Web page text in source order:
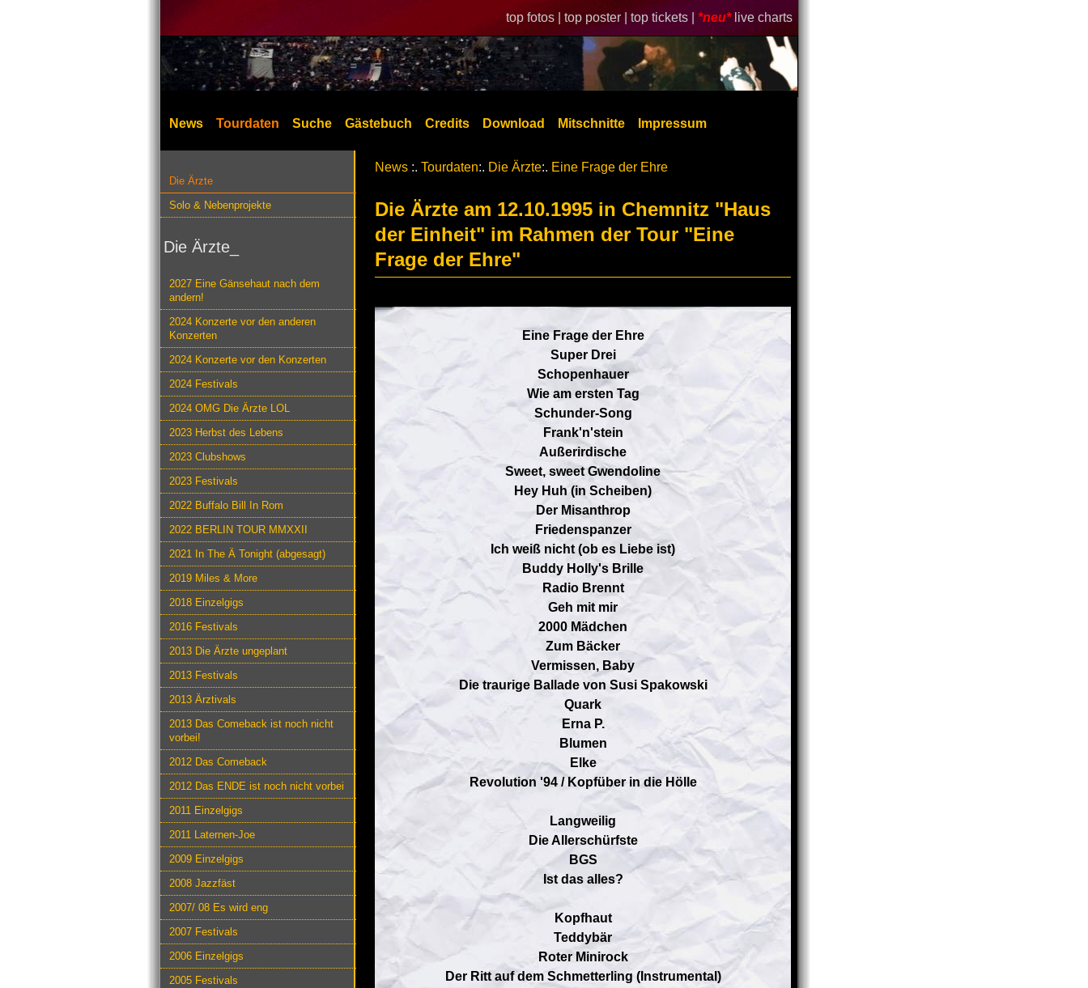
top fotos | top poster | top tickets | *neu* live charts
News Tourdaten Suche Gästebuch Credits Download Mitschnitte Impressum
Die Ärzte
Solo & Nebenprojekte
Die Ärzte_
2027 Eine Gänsehaut nach dem
andern!
2024 Konzerte vor den anderen
Konzerten
2024 Konzerte vor den Konzerten
2024 Festivals
2024 OMG Die Ärzte LOL
2023 Herbst des Lebens
2023 Clubshows
2023 Festivals
2022 Buffalo Bill In Rom
2022 BERLIN TOUR MMXXII
2021 In The Ä Tonight (abgesagt)
2019 Miles & More
2018 Einzelgigs
2016 Festivals
2013 Die Ärzte ungeplant
2013 Festivals
2013 Ärztivals
2013 Das Comeback ist noch nicht
vorbei!
2012 Das Comeback
2012 Das ENDE ist noch nicht vorbei
2011 Einzelgigs
2011 Laternen-Joe
2009 Einzelgigs
2008 Jazzfäst
2007/ 08 Es wird eng
2007 Festivals
2006 Einzelgigs
2005 Festivals
News :. Tourdaten:. Die Ärzte:. Eine Frage der Ehre
Die Ärzte am 12.10.1995 in Chemnitz "Haus
der Einheit" im Rahmen der Tour "Eine
Frage der Ehre"
Eine Frage der Ehre
Super Drei
Schopenhauer
Wie am ersten Tag
Schunder-Song
Frank'n'stein
Außerirdische
Sweet, sweet Gwendoline
Hey Huh (in Scheiben)
Der Misanthrop
Friedenspanzer
Ich weiß nicht (ob es Liebe ist)
Buddy Holly's Brille
Radio Brennt
Geh mit mir
2000 Mädchen
Zum Bäcker
Vermissen, Baby
Die traurige Ballade von Susi Spakowski
Quark
Erna P.
Blumen
Elke
Revolution '94 / Kopfüber in die Hölle
Langweilig
Die Allerschürfste
BGS
Ist das alles?
Kopfhaut
Teddybär
Roter Minirock
Der Ritt auf dem Schmetterling (Instrumental)